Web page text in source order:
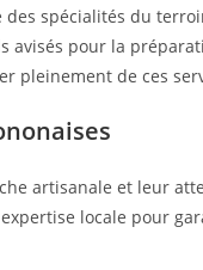
spécialités du
avisés pour la
pleinement de ces
artisanale et leur
locale pour